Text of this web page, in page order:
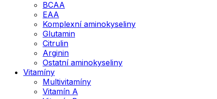
BCAA
EAA
Komplexní aminokyseliny
Glutamin
Citrulin
Arginin
Ostatní aminokyseliny
Vitamíny
Multivitamíny
Vitamín A